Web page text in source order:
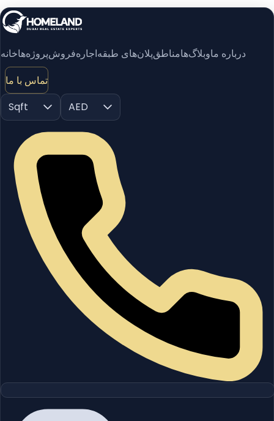
خانهپروژه‌هافروشاجارهپلان‌های طبقهمناطقوبلاگ‌هادرباره ما
تماس با ما
Sqft
AED